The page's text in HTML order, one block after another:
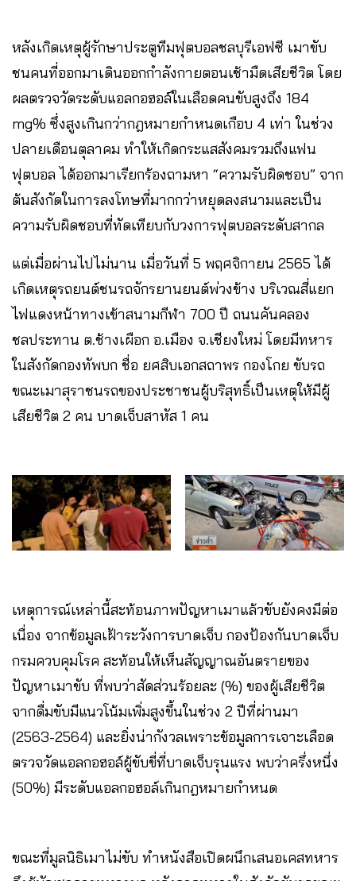
หลังเกิดเหตุผู้รักษาประตูทีมฟุตบอลชลบุรีเอฟซี เมาขับ
ชนคนที่ออกมาเดินออกกำลังกายตอนเช้ามืดเสียชีวิต โดย
ผลตรวจวัดระดับแอลกอฮอล์ในเลือดคนขับสูงถึง 184
mg% ซึ่งสูงเกินกว่ากฎหมายกำหนดเกือบ 4 เท่า ในช่วง
ปลายเดือนตุลาคม ทำให้เกิดกระแสสังคมรวมถึงแฟน
ฟุตบอล ได้ออกมาเรียกร้องถามหา “ความรับผิดชอบ” จาก
ต้นสังกัดในการลงโทษที่มากกว่าหยุดลงสนามและเป็น
ความรับผิดชอบที่ทัดเทียบกับวงการฟุตบอลระดับสากล
แต่เมื่อผ่านไปไม่นาน เมื่อวันที่ 5 พฤศจิกายน 2565 ได้
เกิดเหตุรถยนต์ชนรถจักรยานยนต์พ่วงข้าง บริเวณสี่แยก
ไฟแดงหน้าทางเข้าสนามกีฬา 700 ปี ถนนคันคลอง
ชลประทาน ต.ช้างเผือก อ.เมือง จ.เชียงใหม่ โดยมีทหาร
ในสังกัดกองทัพบก ชื่อ ยศสิบเอกสถาพร กองโกย ขับรถ
ขณะเมาสุราชนรถของประชาชนผู้บริสุทธิ์เป็นเหตุให้มีผู้
เสียชีวิต 2 คน บาดเจ็บสาหัส 1 คน
เหตุการณ์เหล่านี้สะท้อนภาพปัญหาเมาแล้วขับยังคงมีต่อ
เนื่อง จากข้อมูลเฝ้าระวังการบาดเจ็บ กองป้องกันบาดเจ็บ
กรมควบคุมโรค สะท้อนให้เห็นสัญญาณอันตรายของ
ปัญหาเมาขับ ที่พบว่าสัดส่วนร้อยละ (%) ของผู้เสียชีวิต
จากดื่มขับมีแนวโน้มเพิ่มสูงขึ้นในช่วง 2 ปีที่ผ่านมา
(2563-2564) และยิ่งน่ากังวลเพราะข้อมูลการเจาะเลือด
ตรวจวัดแอลกอฮอล์ผู้ขับขี่ที่บาดเจ็บรุนแรง พบว่าครึ่งหนึ่ง
(50%) มีระดับแอลกอฮอล์เกินกฎหมายกำหนด
ขณะที่มูลนิธิเมาไม่ขับ ทำหนังสือเปิดผนึกเสนอเคสทหาร